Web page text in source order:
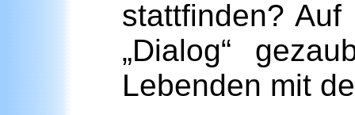
stattfinden?
„Dialog“
Lebenden mit